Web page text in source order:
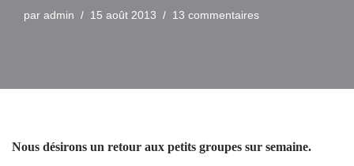
par admin 15 août 2013 13 commentaires
Nous désirons un retour aux petits groupes sur semaine.